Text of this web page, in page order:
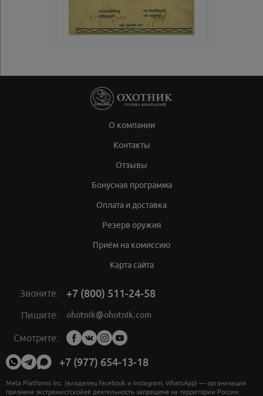
О компании
Контакты
Отзывы
Бонусная программа
Оплата и доставка
Резерв оружия
Приём на комиссию
Карта сайта
Звоните: +7 (800) 511-24-58
Пишите: ohotnik@ohotnik.com
Смотрите:
Мы
в
социальных
сетях:
+7 (977) 654-13-18
Meta Platforms Inc. (владелец Facebook и Instagram, WhatsApp) — организация
признана экстремистскойеё деятельность запрещена на территории России.